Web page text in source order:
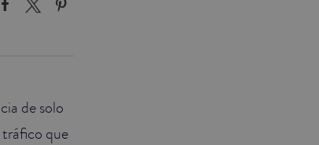
de solo
tráfico que